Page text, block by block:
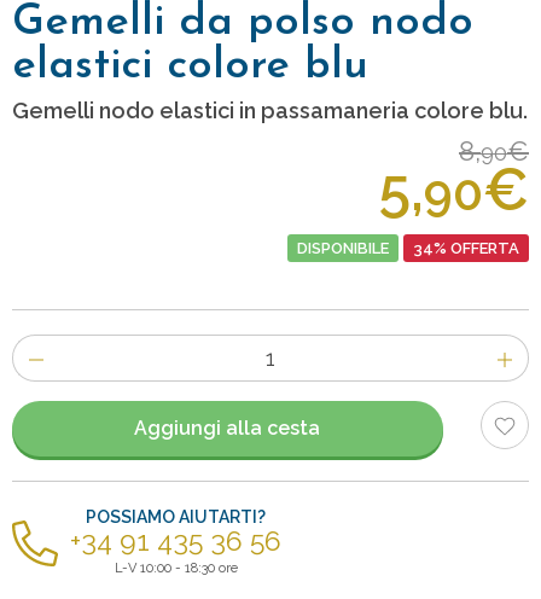
Gemelli da polso nodo
elastici colore blu
Gemelli nodo elastici in passamaneria colore blu.
8,90€
5,90€
DISPONIBILE 34% OFFERTA
Numero
di
articoli
Aggiungi alla cesta
POSSIAMO AIUTARTI?
+34 91 435 36 56
L-V 10:00 - 18:30 ore